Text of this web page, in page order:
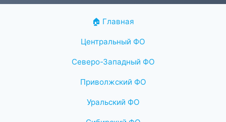
🏠 Главная
Центральный ФО
Северо-Западный ФО
Приволжский ФО
Уральский ФО